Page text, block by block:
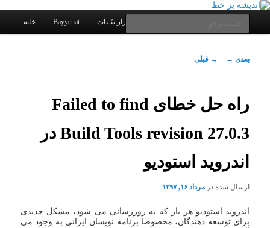
پرش
اصلی
اندیشه بر خط
یادداشتهای یک معلم در باب زندگی، اخلاق، اخبار، علم و سیاست
فهرست
خانه Bayyenat نرم افزار بیّـنات
ناوبری
→ قبلی بعدی ←
راه حل خطای Failed to find
Build Tools revision 27.0.3 در
اندروید استودیو
ارسال شده درمرداد ۱۶, ۱۳۹۷
اندروید استودیو هر بار که به روزرسانی می شود، مشکل جدیدی
برای توسعه دهندگان، مخصوصا برنامه نویسان ایرانی به وجود می